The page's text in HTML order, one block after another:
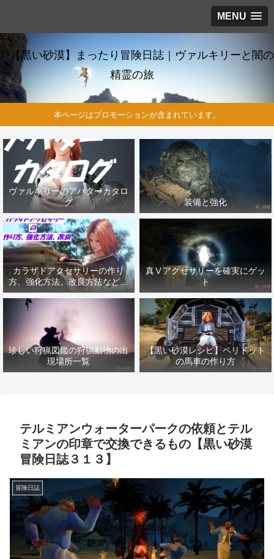
MENU
【黒い砂漠】まったり冒険日誌｜ヴァルキリーと闇の
精霊の旅
本ページはプロモーションが含まれています。
ヴァルキリーのアバターカタロ
グ
装備と強化
カラザドアクセサリーの作り
方、強化方法、改良方法などま
とめ【黒い砂漠冒険日誌１４１
真Ⅴアクセサリーを確実にゲッ
ト
珍しい狩猟図鑑の狩猟動物の出
現場所一覧
【黒い砂漠レシピ】ペリドット
の馬車の作り方
テルミアンウォーターパークの依頼とテル
ミアンの印章で交換できるもの【黒い砂漠
冒険日誌３１３】
冒険日誌